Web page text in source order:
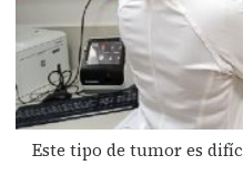
Este tipo de tumor es